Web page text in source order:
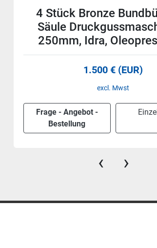
4 Stück Bronze
Säule
250mm, Idra,
1.500 € (EUR)
excl. Mwst
Frage - Angebot -
Bestellung
‹ ›